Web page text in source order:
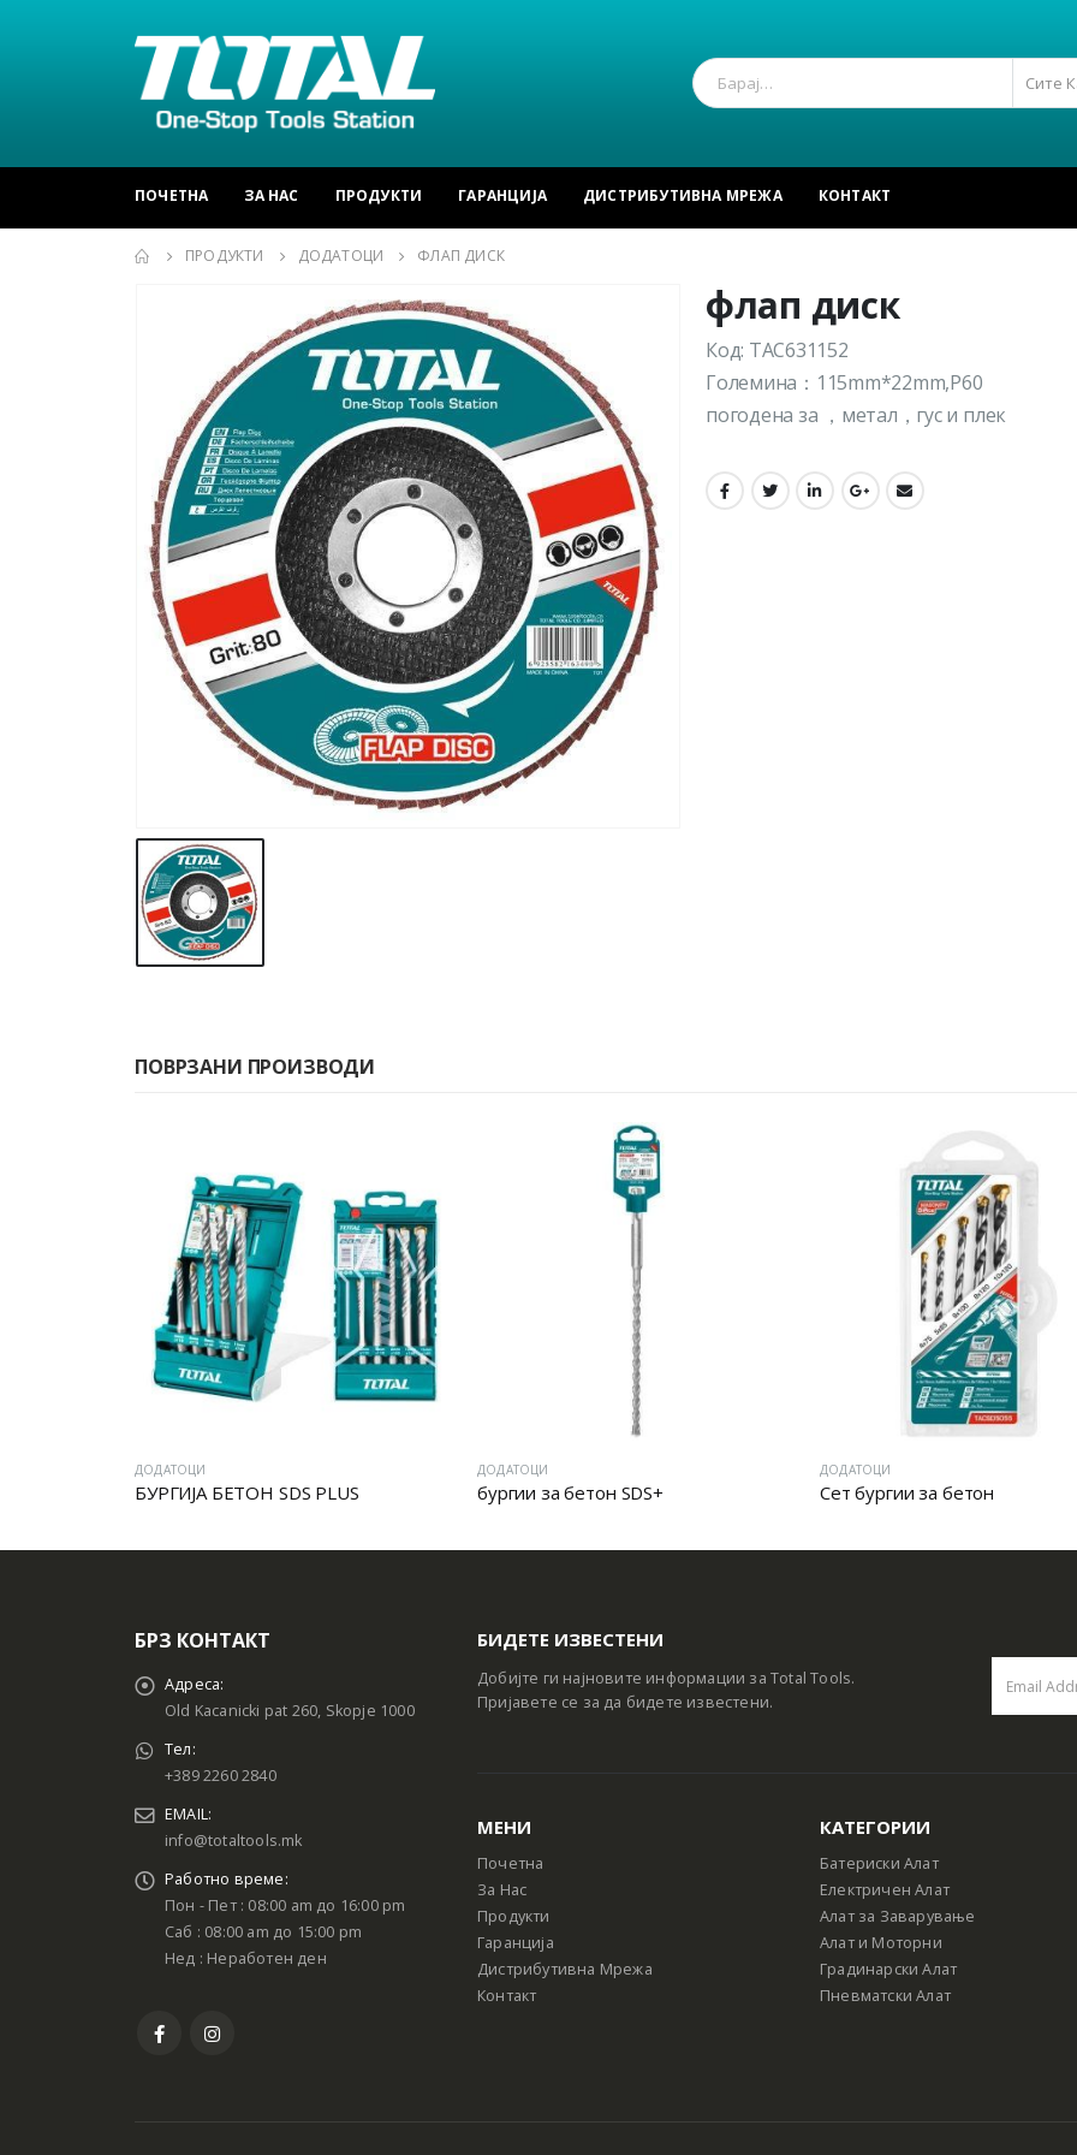
Сите
ПОЧЕТНА ЗА НАС ПРОДУКТИ ГАРАНЦИЈА ДИСТРИБУТИВНА МРЕЖА КОНТАКТ
ПРОДУКТИ ДОДАТОЦИ ФЛАП ДИСК
флап диск
Код: TAC631152
Големина：115mm*22mm,P60
погодена за ，метал，гус и плек
ПОВРЗАНИ ПРОИЗВОДИ
ДОДАТОЦИ
БУРГИЈА БЕТОН SDS PLUS
ДОДАТОЦИ
бургии за бетон SDS+
ДОДАТОЦИ
Сет бургии за бетон
БРЗ КОНТАКТ
Адреса:
Old Kacanicki pat 260, Skopje 1000
Тел:
+389 2260 2840
EMAIL:
info@totaltools.mk
Работно време:
Пон - Пет : 08:00 am до 16:00 pm
Саб : 08:00 am до 15:00 pm
Нед : Неработен ден
БИДЕТЕ ИЗВЕСТЕНИ
Добијте ги најновите информации за Total Tools.
Пријавете се за да бидете известени.
МЕНИ
Почетна
За Нас
Продукти
Гаранција
Дистрибутивна Мрежа
Контакт
КАТЕГОРИИ
Батериски Алат
Електричен Алат
Алат за Заварување
Алат и Моторни
Градинарски Алат
Пневматски Алат